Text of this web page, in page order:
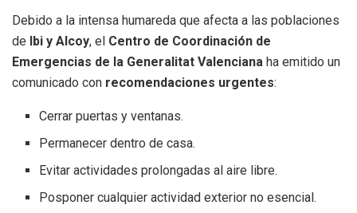
Debido a la intensa humareda que afecta a las poblaciones
de Ibi y Alcoy, el Centro de Coordinación de
Emergencias de la Generalitat Valenciana ha emitido un
comunicado con recomendaciones urgentes:
Cerrar puertas y ventanas.
Permanecer dentro de casa.
Evitar actividades prolongadas al aire libre.
Posponer cualquier actividad exterior no esencial.